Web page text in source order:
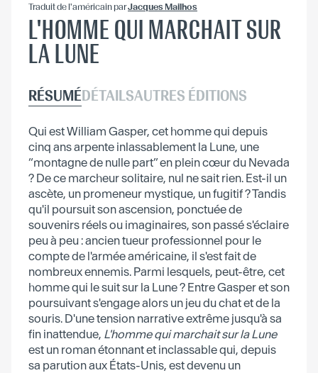
Traduitde l'américainparJacques Mailhos
L'HOMME QUI MARCHAIT SUR
LA LUNE
RÉSUMÉDÉTAILSAUTRES ÉDITIONS
Qui est William Gasper, cet homme qui depuis
cinq ans arpente inlassablement la Lune, une
“montagne de nulle part” en plein cœur du Nevada
? De ce marcheur solitaire, nul ne sait rien. Est-il un
ascète, un promeneur mystique, un fugitif ? Tandis
qu'il poursuit son ascension, ponctuée de
souvenirs réels ou imaginaires, son passé s'éclaire
peu à peu : ancien tueur professionnel pour le
compte de l'armée américaine, il s'est fait de
nombreux ennemis. Parmi lesquels, peut-être, cet
homme qui le suit sur la Lune ? Entre Gasper et son
poursuivant s'engage alors un jeu du chat et de la
souris. D'une tension narrative extrême jusqu'à sa
fin inattendue, L'homme qui marchait sur la Lune
est un roman étonnant et inclassable qui, depuis
sa parution aux États-Unis, est devenu un